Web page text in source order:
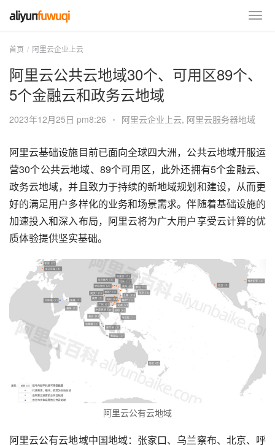
首页 阿里云企业上云
阿里云公共云地域30个、可用区89个、
5个金融云和政务云地域
2023年12月25日 pm8:26 • 阿里云企业上云, 阿里云服务器地域
阿里云基础设施目前已面向全球四大洲，公共云地域开服运
营30个公共云地域、89个可用区，此外还拥有5个金融云、
政务云地域，并且致力于持续的新地域规划和建设，从而更
好的满足用户多样化的业务和场景需求。伴随着基础设施的
加速投入和深入布局，阿里云将为广大用户享受云计算的优
质体验提供坚实基础。
阿里云公有云地域
阿里云公有云地域中国地域：张家口、乌兰察布、北京、呼